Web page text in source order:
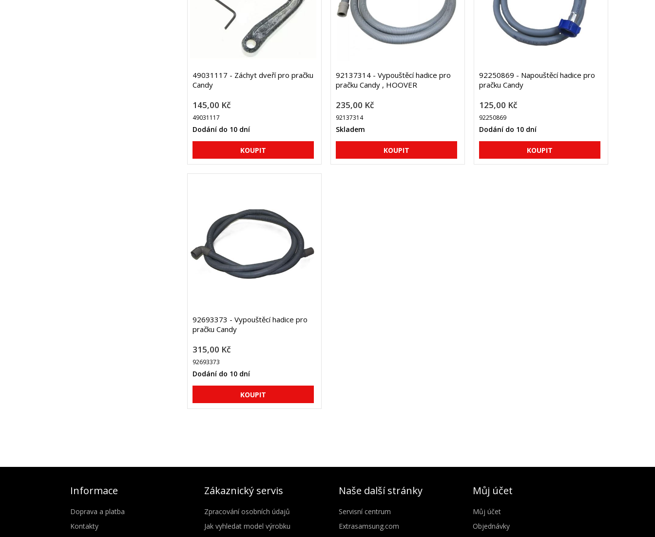
49031117 - Záchyt dveří pro pračku
Candy
145,00 Kč
49031117
Dodání do 10 dní
92137314 - Vypouštěcí hadice pro
pračku Candy , HOOVER
235,00 Kč
92137314
Skladem
92250869 - Napouštěcí hadice pro
pračku Candy
125,00 Kč
92250869
Dodání do 10 dní
92693373 - Vypouštěcí hadice pro
pračku Candy
315,00 Kč
92693373
Dodání do 10 dní
Informace
Doprava a platba
Kontakty
Zákaznický servis
Zpracování osobních údajů
Jak vyhledat model výrobku
Naše další stránky
Servisní centrum
Extrasamsung.com
Můj účet
Můj účet
Objednávky